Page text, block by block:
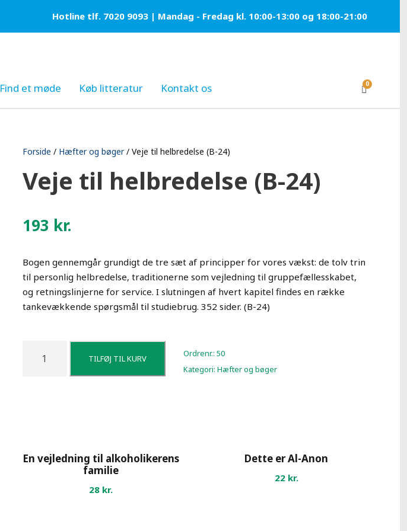
Hotline tlf. 7020 9093 | Mandag - Fredag kl. 10:00-13:00 og 18:00-21:00
Find et møde Køb litteratur Kontakt os 0
Forside / Hæfter og bøger/ Veje til helbredelse (B-24)
Veje til helbredelse (B-24)
193 kr.
Bogen gennemgår grundigt de tre sæt af principper for vores vækst: de tolv trin
til personlig helbredelse, traditionerne som vejledning til gruppefællesskabet,
og retningslinjerne for service. I slutningen af hvert kapitel findes en række
tankevækkende spørgsmål til studiebrug. 352 sider. (B-24)
e
TILFØJ TIL KURV Ordrenr.:50
Kategori:Hæfter og bøger
En vejledning til alkoholikerens
familie
28 kr.
Dette er Al-Anon
22 kr.